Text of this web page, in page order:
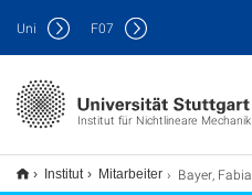
Institut für Nichtlineare Mechanik
Uni F07
Institut Mitarbeiter Bayer, Fabia